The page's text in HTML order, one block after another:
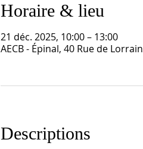
Horaire & lieu
21 déc. 2025, 10:00 – 13:00
AECB - Épinal, 40 Rue de
Descriptions